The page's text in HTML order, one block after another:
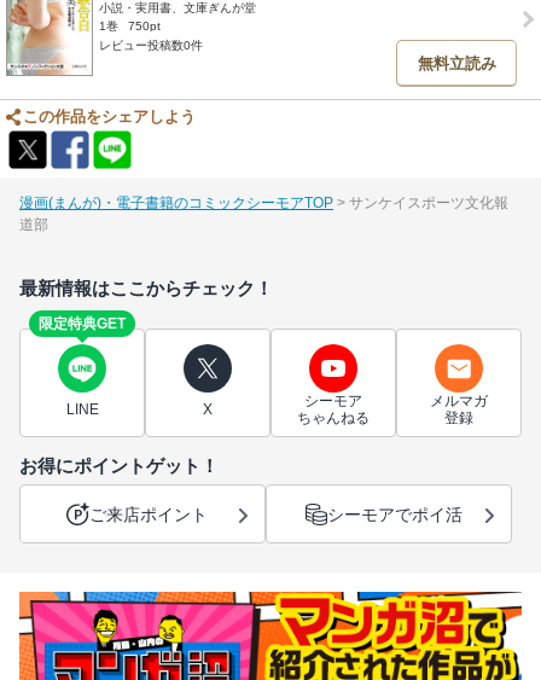
小説・実用書、文庫ぎんが堂
1巻
750pt
レビュー投稿数0件
無料立読み
この作品をシェアしよう
漫画(まんが)・電子書籍のコミックシーモアTOP
サンケイスポーツ文化報
道部
最新情報はここからチェック！
限定特典GET
LINE X
シーモア
ちゃんねる
メルマガ
登録
お得にポイントゲット！
ご来店ポイント シーモアでポイ活